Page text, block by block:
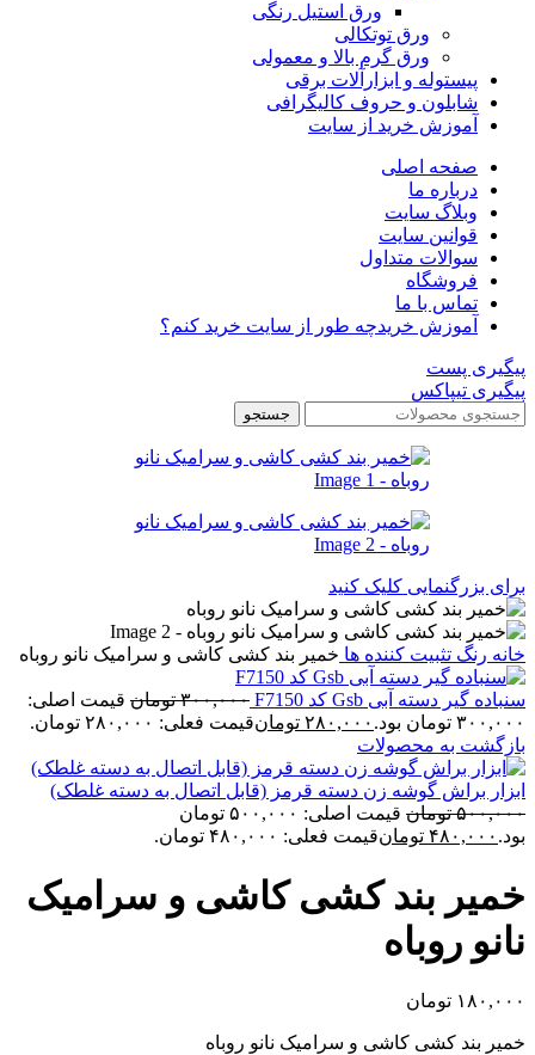
ورق استیل رنگی
ورق توتکالی
ورق گرم بالا و معمولی
پیستوله و ابزارآلات برقی
شابلون و حروف کالیگرافی
آموزش خرید از سایت
صفحه اصلی
درباره ما
وبلاگ سایت
قوانین سایت
سوالات متداول
فروشگاه
تماس با ما
آموزش خریدچه طور از سایت خرید کنم؟
پیگیری پست
پیگیری تیپاکس
جستجو
برای بزرگنمایی کلیک کنید
خانه رنگ تثبیت کننده ها خمیر بند کشی کاشی و سرامیک نانو روباه
سنباده گیر دسته آبی Gsb کد F7150 ۳۰۰,۰۰۰ تومان قیمت اصلی:
۳۰۰,۰۰۰ تومان بود.
۲۸۰,۰۰۰ تومانقیمت فعلی: ۲۸۰,۰۰۰ تومان.
بازگشت به محصولات
ابزار براش گوشه زن دسته قرمز (قابل اتصال به دسته غلطک)
۵۰۰,۰۰۰ تومان
قیمت اصلی: ۵۰۰,۰۰۰ تومان
بود. ۴۸۰,۰۰۰ تومانقیمت فعلی: ۴۸۰,۰۰۰ تومان.
خمیر بند کشی کاشی و سرامیک
نانو روباه
۱۸۰,۰۰۰ تومان
خمیر بند کشی کاشی و سرامیک نانو روباه